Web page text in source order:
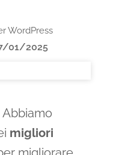
WordPress
01/2025
migliori